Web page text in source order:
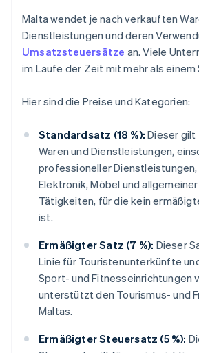
Malta wendet je nach verkauften
Dienstleistungen und deren
Umsatzsteuersätze an. Viele
im Laufe der Zeit mit mehr als
Hier sind die Preise und Kategorien:
Standardsatz (18 %): Dieser gilt
Waren und Dienstleistungen,
professioneller Dienstleistungen,
Elektronik, Möbel und
Tätigkeiten, für die kein
ist.
Ermäßigter Satz (7 %): Dieser
Linie für Touristenunterkünfte
Sport- und Fitnesseinrichtungen
unterstützt den Tourismus- und
Maltas.
Ermäßigter Steuersatz (5 %):